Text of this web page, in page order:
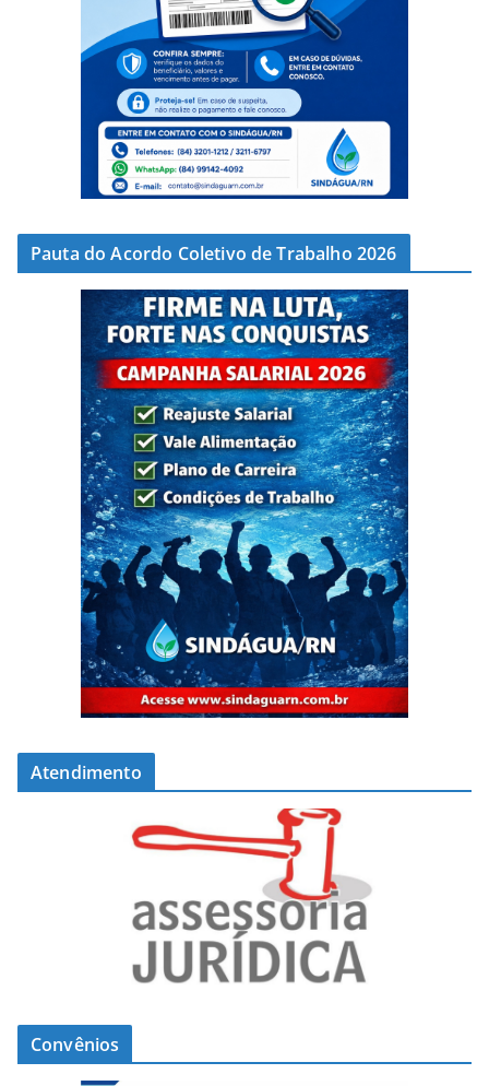
Pauta do Acordo Coletivo de Trabalho 2026
Atendimento
Convênios